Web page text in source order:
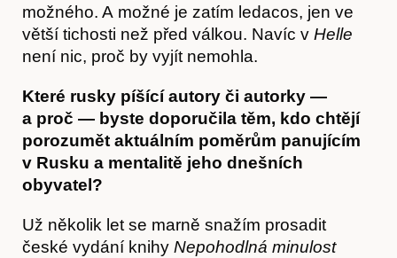
Obchod
možného. A možné je zatím ledacos, jen ve
větší tichosti než před válkou. Navíc v Helle
není nic, proč by vyjít nemohla.
Které rusky píšící autory či autorky —
a proč — byste doporučila těm, kdo chtějí
porozumět aktuálním poměrům panujícím
v Rusku a mentalitě jeho dnešních
obyvatel?
Už několik let se marně snažím prosadit
české vydání knihy Nepohodlná minulost